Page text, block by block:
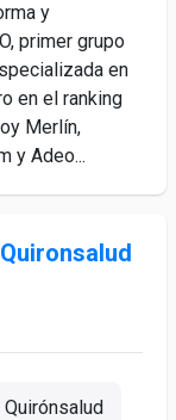
y
primer grupo
en
en el ranking
Merlín,
y Adeo...
Quirónsalud